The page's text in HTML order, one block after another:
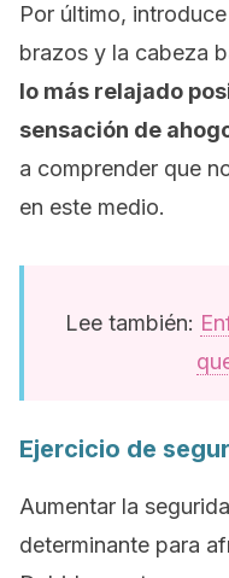
Por último,
brazos y la cabeza
lo más relajado
sensación de
a comprender que
en este medio.
Lee también:
Ejercicio de
Aumentar la
determinante para